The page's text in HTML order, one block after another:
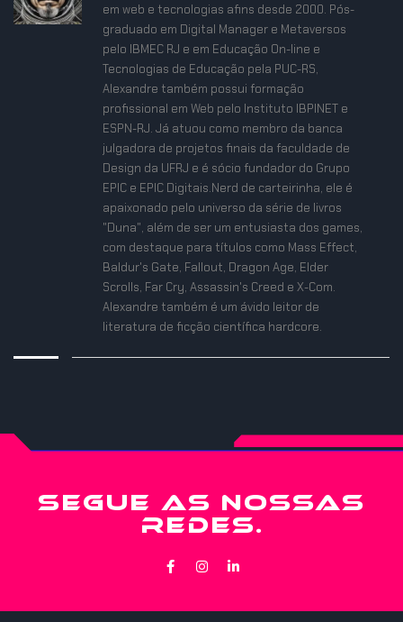
em web e tecnologias afins desde 2000. Pós-
graduado em Digital Manager e Metaversos
pelo IBMEC RJ e em Educação On-line e
Tecnologias de Educação pela PUC-RS,
Alexandre também possui formação
profissional em Web pelo Instituto IBPINET e
ESPN-RJ. Já atuou como membro da banca
julgadora de projetos finais da faculdade de
Design da UFRJ e é sócio fundador do Grupo
EPIC e EPIC Digitais.Nerd de carteirinha, ele é
apaixonado pelo universo da série de livros
"Duna", além de ser um entusiasta dos games,
com destaque para títulos como Mass Effect,
Baldur's Gate, Fallout, Dragon Age, Elder
Scrolls, Far Cry, Assassin's Creed e X-Com.
Alexandre também é um ávido leitor de
literatura de ficção científica hardcore.
SEGUE AS NOSSAS
REDES.